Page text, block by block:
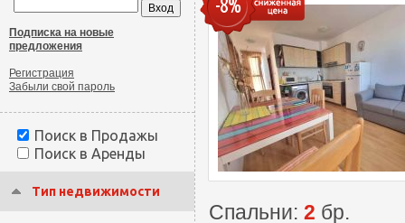
Подписка на новые
предложения
Регистрация
Забыли свой пароль
Поиск в Продажы
Поиск в Аренды
Тип недвижимости
-8%
Спальни: 2 бр.